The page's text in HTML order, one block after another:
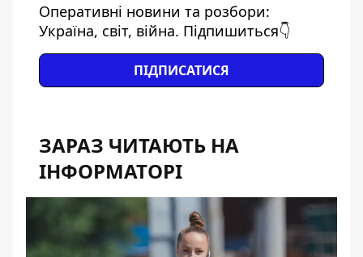
Оперативні новини та розбори:
Україна, світ, війна. Підпишиться👇
ПІДПИСАТИСЯ
ЗАРАЗ ЧИТАЮТЬ НА
ІНФОРМАТОРІ